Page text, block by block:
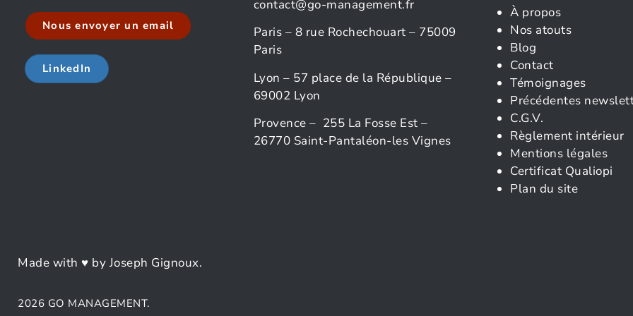
Nous envoyer un email
LinkedIn
contact@go-management.fr
Paris – 8 rue Rochechouart – 75009
Paris
Lyon – 57 place de la République –
69002 Lyon
Provence – 255 La Fosse Est –
26770 Saint-Pantaléon-les Vignes
À propos
Nos atouts
Blog
Contact
Témoignages
Précédentes
C.G.V.
Règlement intérieur
Mentions légales
Certificat Qualiopi
Plan du site
Made with ♥ by Joseph Gignoux.
2026 GO MANAGEMENT.